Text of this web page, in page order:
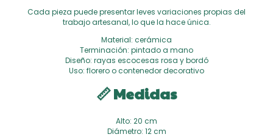
Cada pieza puede presentar leves variaciones propias del
trabajo artesanal, lo que la hace única.
Material: cerámica
Terminación: pintado a mano
Diseño: rayas escocesas rosa y bordó
Uso: florero o contenedor decorativo
📏 Medidas
Alto: 20 cm
Diámetro: 12 cm